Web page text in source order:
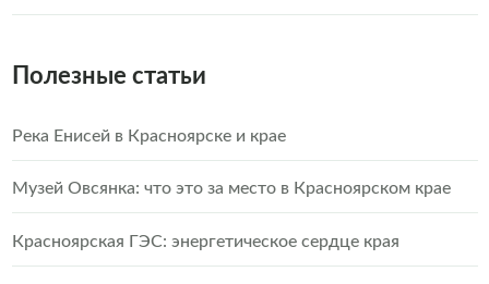
Полезные статьи
Река Енисей в Красноярске и крае
Музей Овсянка: что это за место в Красноярском крае
Красноярская ГЭС: энергетическое сердце края